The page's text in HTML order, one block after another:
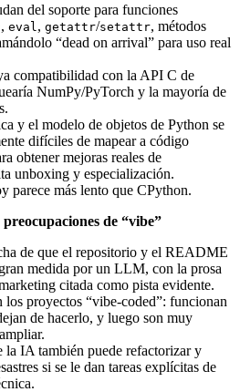
del soporte para funciones
, eval , getattr/setattr, métodos
“dead on arrival” para uso real
compatibilidad con la API C de
NumPy/PyTorch y la mayoría de
y el modelo de objetos de Python se
difíciles de mapear a código
obtener mejoras reales de
unboxing y especialización.
parece más lento que CPython.
de “vibe”
de que el repositorio y el README
medida por un LLM, con la prosa
citada como pista evidente.
los proyectos “vibe-coded”: funcionan
de hacerlo, y luego son muy
la IA también puede refactorizar y
si se le dan tareas explícitas de